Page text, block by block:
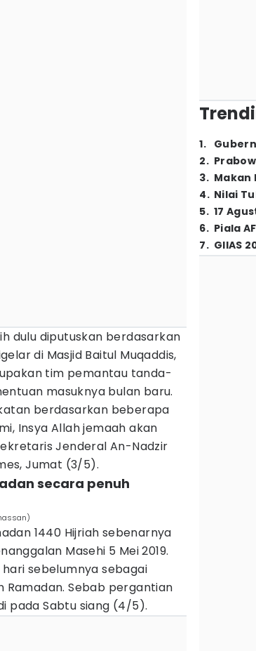
dulu diputuskan berdasarkan
di Masjid Baitul Muqaddis,
tim pemantau tanda-
masuknya bulan baru.
berdasarkan beberapa
Insya Allah jemaah akan
Jenderal An-Nadzir
Jumat (3/5).
secara penuh
1440 Hijriah sebenarnya
Masehi 5 Mei 2019.
sebelumnya sebagai
Sebab pergantian
pada Sabtu siang (4/5).
1.
2.
3. Makan
4. Nilai
5. 17
6. Piala
7. GIIAS